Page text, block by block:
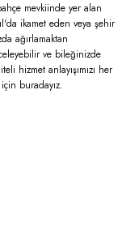
mevkiinde yer alan
ikamet eden veya şehir
ağırlamaktan
ve bileğinizde
hizmet anlayışımızı her
buradayız.